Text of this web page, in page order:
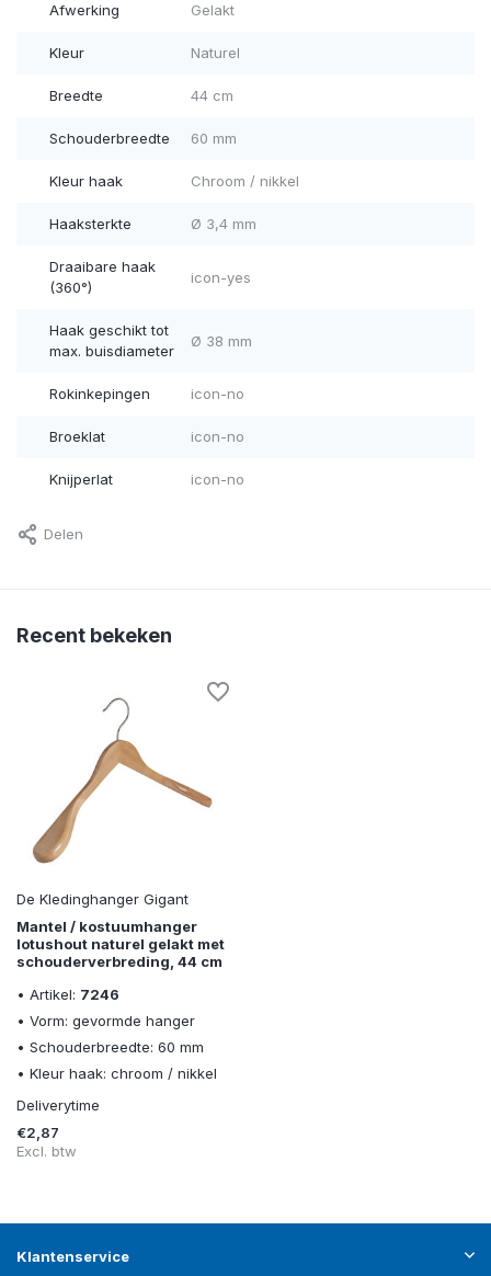
Afwerking Gelakt
Kleur Naturel
Breedte 44 cm
Schouderbreedte 60 mm
Kleur haak Chroom / nikkel
Haaksterkte Ø 3,4 mm
Draaibare haak
(360°)
icon-yes
Haak geschikt tot
max. buisdiameter
Ø 38 mm
Rokinkepingen icon-no
Broeklat icon-no
Knijperlat icon-no
Delen
Recent bekeken
De Kledinghanger Gigant
Mantel / kostuumhanger
lotushout naturel gelakt met
schouderverbreding, 44 cm
• Artikel: 7246
• Vorm: gevormde hanger
• Schouderbreedte: 60 mm
• Kleur haak: chroom / nikkel
Deliverytime
€2,87
Excl. btw
Klantenservice